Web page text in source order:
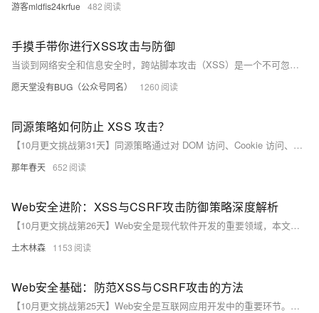
游客mldfis24krfue 482
手摸手带你进行XSS攻击与防御
当谈到网络安全和信息安全时，跨站脚本攻击（XSS）是一个不可忽视的威胁。现在大家使用邮箱进行用户认证比较多，如果黑客利用XSS攻陷了用户的邮箱，拿到了cookie那么就可以冒充你进行收发邮件，那真就太可怕了，通过邮箱验证进行其他各种网站的登录与高危操作。 那么今天，本文将带大家深入了解XSS攻击与对应的防御措施。
愿天堂没有BUG（公众号同名） 1260
同源策略如何防止 XSS 攻击？
【10月更文挑战第31天】同源策略通过对 DOM 访问、Cookie 访问、脚本执行环境和跨源网络请求等多方面的严格限制，构建了一道坚实的安全防线，有效地防止了 XSS 攻击，保护了用户在网络浏览过程中的数据安全和隐私。
那年春天 652
Web安全进阶：XSS与CSRF攻击防御策略深度解析
【10月更文挑战第26天】Web安全是现代软件开发的重要领域，本文深入探讨了XSS和CSRF两种常见攻击的原理及防御策略。针对XSS，介绍了输入验证与转义、使用CSP、WAF、HTTP-only Cookie和代码审查等方法。对于CSRF，提出了启用CSRF保护、设置CSRF Token、使用HTTPS、二次验证和用户教育等措施。通过这些策略，开发者可以构建更安全的Web应用。
土木林森 1153
Web安全基础：防范XSS与CSRF攻击的方法
【10月更文挑战第25天】Web安全是互联网应用开发中的重要环节。本文通过具体案例分析了跨站脚本攻击（XSS）和跨站请求伪造（CSRF）的原理及防范方法，包括服务器端数据过滤、使用Content Security Policy (CSP)、添加CSRF令牌等措施，帮助开发者构建更安全的Web应用。